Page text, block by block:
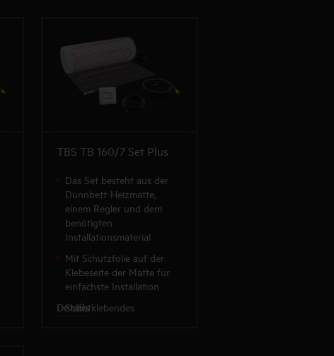
installationsfreundlich
TBS TB 160/7 Set Plus
Das Set besteht aus der
Dünnbett-Heizmatte,
einem Regler und dem
benötigten
Installationsmaterial
Mit Schutzfolie auf der
Klebeseite der Matte für
einfachste Installation
Selbstklebendes
Gittergewebe mit komplett
Details